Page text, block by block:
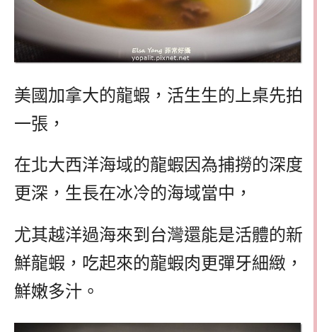
美國加拿大的龍蝦，活生生的上桌先拍
一張，
在北大西洋海域的龍蝦因為捕撈的深度
更深，生長在冰冷的海域當中，
尤其越洋過海來到台灣還能是活體的新
鮮龍蝦，吃起來的龍蝦肉更彈牙細緻，
鮮嫩多汁。